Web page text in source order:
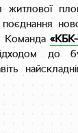
Команда «КБК-
до